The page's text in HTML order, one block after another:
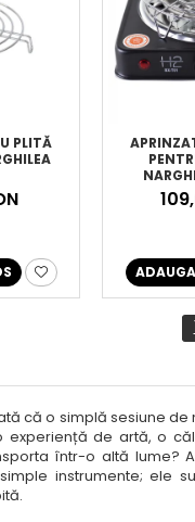
PLITĂ
că o simplă sesiune de
experiență de artă, o
într-o altă lume?
instrumente; ele